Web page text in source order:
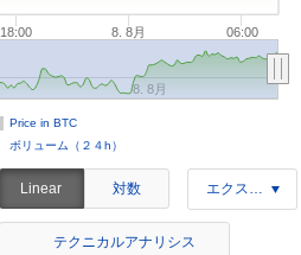
18:00 8. 8月 06:00
Price in BTC
ボリューム（２４h）
8. 8月
Linear 対数 エクスポート
テクニカルアナリシス